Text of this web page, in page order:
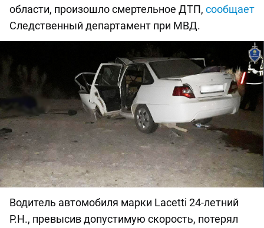
области, произошло смертельное ДТП, сообщает
Следственный департамент при МВД.
Водитель автомобиля марки Lacetti 24-летний
Р.Н., превысив допустимую скорость, потерял